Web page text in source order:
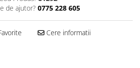
de ajutor? 0775 228 605
Cere informatii